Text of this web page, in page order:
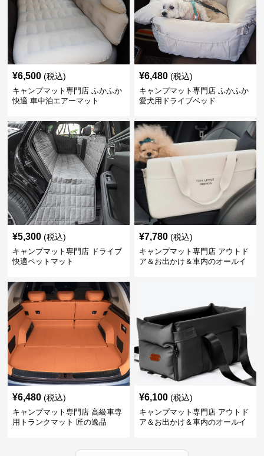
¥6,500 (税込)
キャンプマット専門店 ふかふか
快適 車中泊エアーマット
¥6,480 (税込)
キャンプマット専門店 ふかふか
愛犬用ドライブベッド
¥5,300 (税込)
キャンプマット専門店 ドライブ
快適ペットマット
¥7,780 (税込)
キャンプマット専門店 アウトド
ア＆お出かけ＆車内のオールイ
¥6,480 (税込)
キャンプマット専門店 高級車専
用トランクマット 匠の逸品
¥6,100 (税込)
キャンプマット専門店 アウトド
ア＆お出かけ＆車内のオールイ